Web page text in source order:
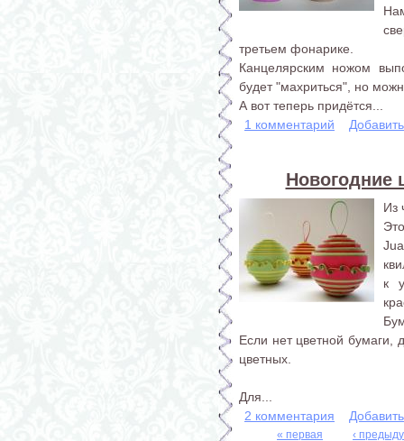
третьем фонарике.
Канцелярским ножом
будет "махриться", но
А вот теперь придётся...
1 комментарий
Новогодние
Из
к
Если нет цветной бумаги,
цветных.
Для...
2 комментария
« первая
‹